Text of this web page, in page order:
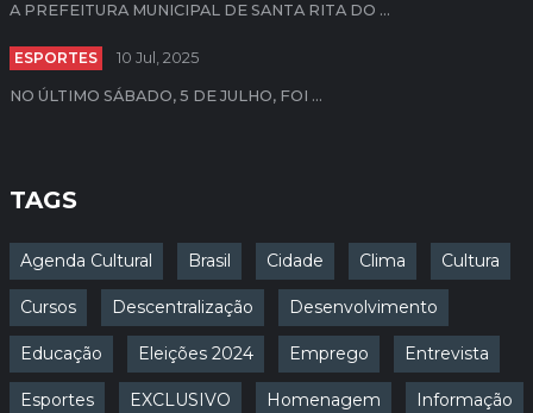
A PREFEITURA MUNICIPAL DE SANTA RITA DO ...
ESPORTES 10 Jul, 2025
NO ÚLTIMO SÁBADO, 5 DE JULHO, FOI ...
TAGS
Agenda Cultural Brasil Cidade Clima Cultura
Cursos Descentralização Desenvolvimento
Educação Eleições 2024 Emprego Entrevista
Esportes EXCLUSIVO Homenagem Informação